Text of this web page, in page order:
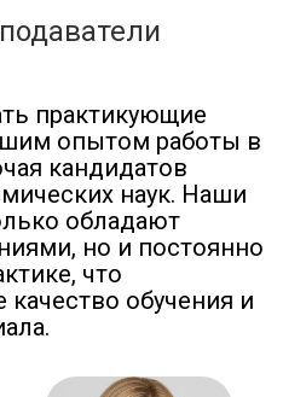
практикующие
опытом работы в
кандидатов
наук. Наши
обладают
но и постоянно
что
качество обучения и